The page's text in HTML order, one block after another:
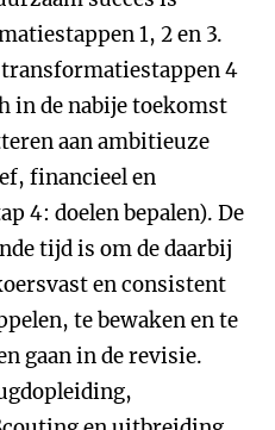
1, 2 en 3.
4
in de nabije toekomst
aan ambitieuze
financieel en
4: doelen bepalen). De
tijd is om de daarbij
en consistent
te bewaken en te
gaan in de revisie.